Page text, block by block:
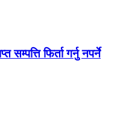
फिर्ता गर्नु नपर्ने